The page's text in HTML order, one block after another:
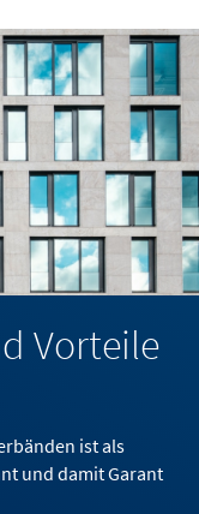
Vorteile
ist als
und damit Garant